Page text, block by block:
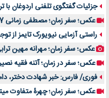
جزئیات گفتگوی تلفنی اردوغان با
عکس؛ سفر زمان؛ مصطفی زمانی 27 ساله در چهارمین فیلمش در کنار هنگامه حمیدزاده؛
راستی آزمایی نیویورک تایمز از
عکس؛ سفر زمان؛ مهرانه مهین
عکس؛ سفر در زمان؛ آتنه فقیه نصیری در 23 سالگی و در دومین
فوری/ فارس: خبر شهادت دختر،
عکس؛ سفر زمان؛ چهرۀ متفاوت میترا حجار در 38